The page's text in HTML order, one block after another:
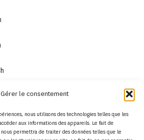
Gérer le consentement
nous utilisons des technologies telles que les
aux informations des appareils. Le fait de
permettra de traiter des données telles que le